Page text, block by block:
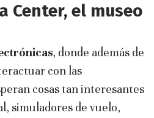
Center, el museo
, donde además de
con las
cosas tan interesantes
simuladores de vuelo,